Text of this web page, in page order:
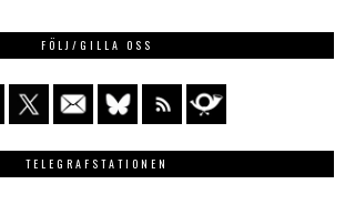
FÖLJ/GILLA OSS
TELEGRAFSTATIONEN